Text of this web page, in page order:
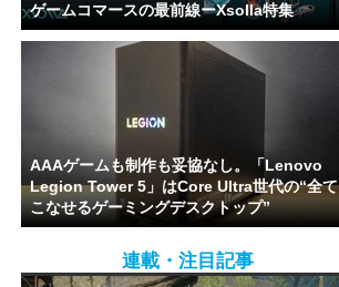
ゲームコマースの最前線ーXsolla特集
AAAゲームも制作も妥協なし。「Lenovo
Legion Tower 5」はCore Ultra世代の“全て
こなせるゲーミングデスクトップ”
連載・注目記事